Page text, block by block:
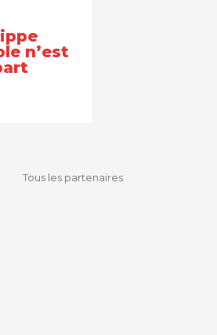
n’est
Tous les partenaires